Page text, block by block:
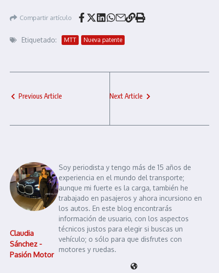
Compartir artículo
Etiquetado: MTT Nueva patente
Previous Article Next Article
Claudia
Sánchez -
Pasión Motor
Soy periodista y tengo más de 15 años de
experiencia en el mundo del transporte;
aunque mi fuerte es la carga, también he
trabajado en pasajeros y ahora incursiono en
los autos. En este blog encontrarás
información de usuario, con los aspectos
técnicos justos para elegir si buscas un
vehículo; o sólo para que disfrutes con
motores y ruedas.